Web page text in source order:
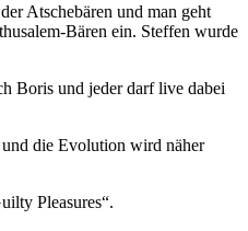
Atschebären und man geht
Bären ein. Steffen wurde
Boris und jeder darf live dabei
die Evolution wird näher
Pleasures“.